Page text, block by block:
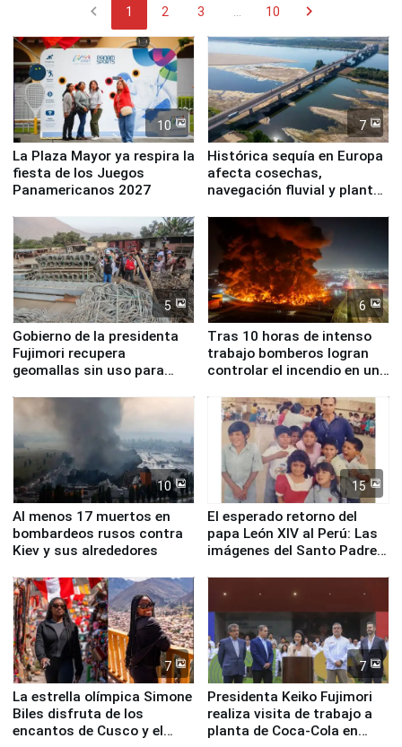
chevron_left 1 2 3 10 chevron_right
10
La Plaza Mayor ya respira la
fiesta de los Juegos
Panamericanos 2027
7
Histórica sequía en Europa
afecta cosechas,
navegación fluvial y plantas
5
Gobierno de la presidenta
Fujimori recupera
geomallas sin uso para
Fenómeno El Niño
6
Tras 10 horas de intenso
trabajo bomberos logran
controlar el incendio en una
de Chile
10
Al menos 17 muertos en
bombardeos rusos contra
Kiev y sus alrededores
15
El esperado retorno del
papa León XIV al Perú: Las
imágenes del Santo Padre
7
La estrella olímpica Simone
Biles disfruta de los
encantos de Cusco y el
7
Presidenta Keiko Fujimori
realiza visita de trabajo a
planta de Coca-Cola en